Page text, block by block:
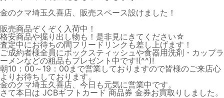
金のクマ埼玉久喜店、販売スペース設けました！
販売商品ぞくぞく入荷中！
格安商品や掘り出し物も！是非見にきてください☆
査定中にお待ちの間フリードリンクも差し上げます！
ご成約者様全員にボックスティッシュや食器用洗剤・カップラ
ーメンなどの粗品もプレゼント中です!(^^)!
朝10：00～19：00まで営業しておりますので皆様のご来店心
よりお待ちしております。
金のクマ埼玉久喜店、今日も元気に営業中です。
さて本日は JCBギフトカード 商品券 金券お買取りしました。